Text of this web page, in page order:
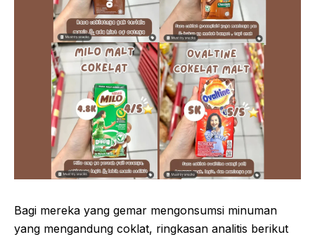
Bagi mereka yang gemar mengonsumsi minuman
yang mengandung coklat, ringkasan analitis berikut